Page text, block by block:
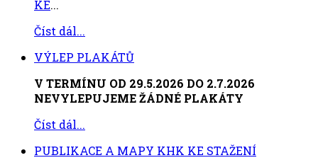
KE...
Číst dál...
VÝLEP PLAKÁTŮ
V TERMÍNU OD 29.5.2026 DO 2.7.2026
NEVYLEPUJEME ŽÁDNÉ PLAKÁTY
Číst dál...
PUBLIKACE A MAPY KHK KE STAŽENÍ